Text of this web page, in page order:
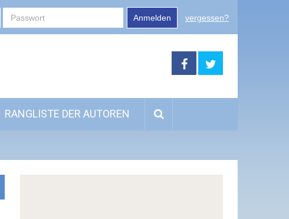
Anmelden vergessen?
RANGLISTE DER AUTOREN